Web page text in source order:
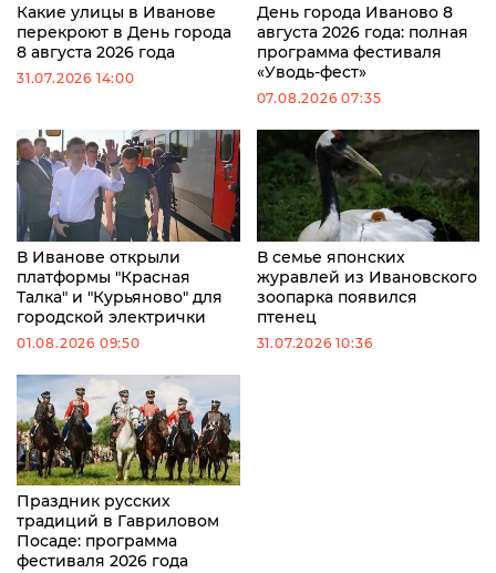
Какие улицы в Иванове
перекроют в День города
8 августа 2026 года
31.07.2026 14:00
День города Иваново 8
августа 2026 года: полная
программа фестиваля
«Уводь-фест»
07.08.2026 07:35
В Иванове открыли
платформы "Красная
Талка" и "Курьяново" для
городской электрички
01.08.2026 09:50
В семье японских
журавлей из Ивановского
зоопарка появился
птенец
31.07.2026 10:36
Праздник русских
традиций в Гавриловом
Посаде: программа
фестиваля 2026 года